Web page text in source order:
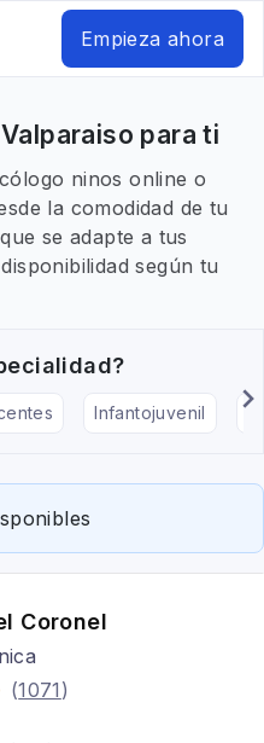
Empieza ahora
para ti
ninos online o
la comodidad de tu
se adapte a tus
según tu
Infantojuvenil
Coronel
(1071 )